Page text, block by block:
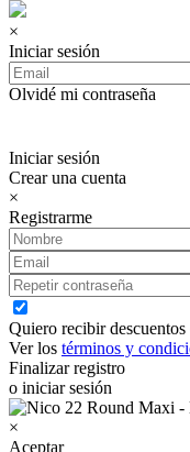
×
Iniciar sesión
Olvidé mi contraseña
Iniciar sesión
Crear una cuenta
×
Registrarme
Quiero recibir
Ver los términos y
Finalizar registro
o iniciar sesión
×
Aceptar